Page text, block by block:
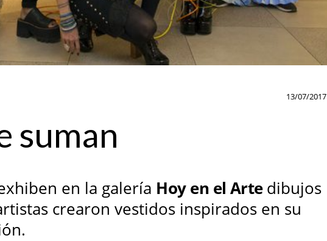
13/07/2017
suman
en la galería Hoy en el Artedibujos
crearon vestidos inspirados en su